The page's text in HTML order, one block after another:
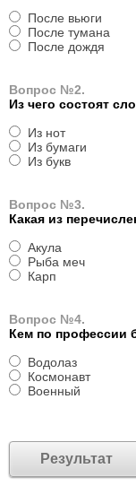
После вьюги
После тумана
После дождя
Вопрос №2.
Из чего состоят
Из нот
Из бумаги
Из букв
Вопрос №3.
Какая из
Акула
Рыба меч
Карп
Вопрос №4.
Кем по профессии
Водолаз
Космонавт
Военный